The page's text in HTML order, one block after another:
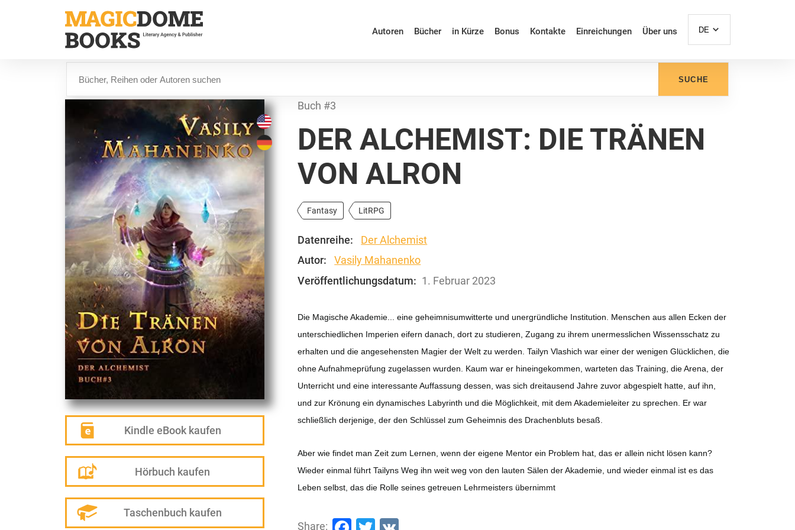
Autoren Bücher in Kürze Bonus Kontakte Einreichungen Über uns DE
SUCHE
Kindle eBook kaufen
Hörbuch kaufen
Taschenbuch kaufen
Buch #3
DER ALCHEMIST: DIE TRÄNEN
VON ALRON
Fantasy LitRPG
Datenreihe:
Der Alchemist
Autor:
Vasily Mahanenko
Veröffentlichungsdatum: 1. Februar 2023
Die Magische Akademie... eine geheimnisumwitterte und unergründliche Institution. Menschen aus allen Ecken der
unterschiedlichen Imperien eifern danach, dort zu studieren, Zugang zu ihrem unermesslichen Wissensschatz zu
erhalten und die angesehensten Magier der Welt zu werden. Tailyn Vlashich war einer der wenigen Glücklichen, die
ohne Aufnahmeprüfung zugelassen wurden. Kaum war er hineingekommen, warteten das Training, die Arena, der
Unterricht und eine interessante Auffassung dessen, was sich dreitausend Jahre zuvor abgespielt hatte, auf ihn,
und zur Krönung ein dynamisches Labyrinth und die Möglichkeit, mit dem Akademieleiter zu sprechen. Er war
schließlich derjenige, der den Schlüssel zum Geheimnis des Drachenbluts besaß.
Aber wie findet man Zeit zum Lernen, wenn der eigene Mentor ein Problem hat, das er allein nicht lösen kann?
Wieder einmal führt Tailyns Weg ihn weit weg von den lauten Sälen der Akademie, und wieder einmal ist es das
Leben selbst, das die Rolle seines getreuen Lehrmeisters übernimmt
Share: